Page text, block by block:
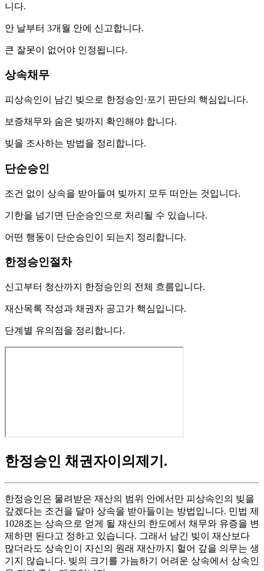
니다.
안 날부터 3개월 안에 신고합니다.
큰 잘못이 없어야 인정됩니다.
상속채무
피상속인이 남긴 빚으로 한정승인·포기 판단의 핵심입니다.
보증채무와 숨은 빚까지 확인해야 합니다.
빚을 조사하는 방법을 정리합니다.
단순승인
조건 없이 상속을 받아들여 빚까지 모두 떠안는 것입니다.
기한을 넘기면 단순승인으로 처리될 수 있습니다.
어떤 행동이 단순승인이 되는지 정리합니다.
한정승인절차
신고부터 청산까지 한정승인의 전체 흐름입니다.
재산목록 작성과 채권자 공고가 핵심입니다.
단계별 유의점을 정리합니다.
한정승인 채권자이의제기 .
한정승인은 물려받은 재산의 범위 안에서만 피상속인의 빚을
갚겠다는 조건을 달아 상속을 받아들이는 방법입니다. 민법 제
1028조는 상속으로 얻게 될 재산의 한도에서 채무와 유증을 변
제하면 된다고 정하고 있습니다. 그래서 남긴 빚이 재산보다
많더라도 상속인이 자신의 원래 재산까지 헐어 갚을 의무는 생
기지 않습니다. 빚의 크기를 가늠하기 어려운 상속에서 상속인